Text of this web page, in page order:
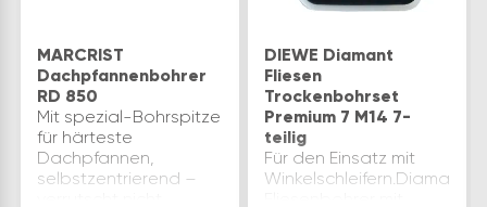
MARCRIST
Dachpfannenbohrer
RD 850
Mit spezial-Bohrspitze
für härteste
Dachpfannen,
selbstzentrierend –
DIEWE Diamant
Fliesen
Trockenbohrset
Premium 7 M14 7-
teilig
Für den Einsatz mit
Winkelschleifern.Diamant-